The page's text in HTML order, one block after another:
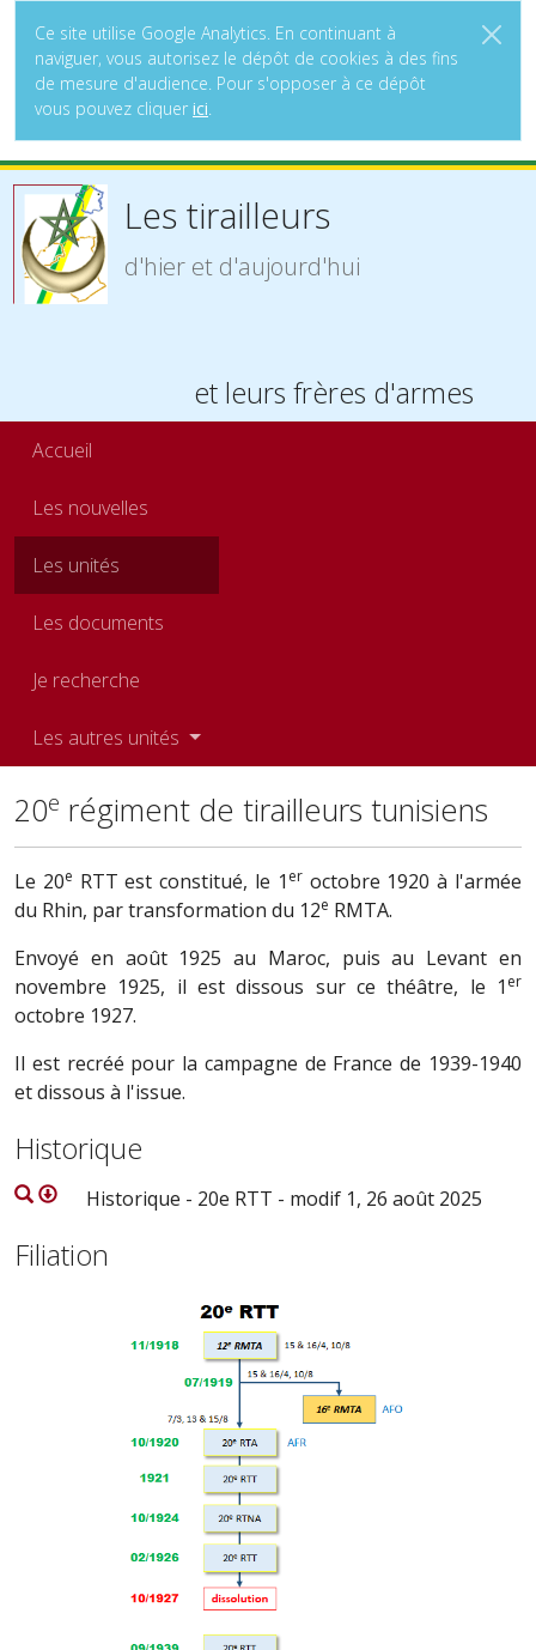
Ce site utilise Google Analytics. En continuant à
naviguer, vous autorisez le dépôt de cookies à des fins
de mesure d'audience. Pour s'opposer à ce dépôt
vous pouvez cliquer ici.
Les tirailleurs
d'hier et d'aujourd'hui
et leurs frères d'armes
Accueil
Les nouvelles
Les unités
Les documents
Je recherche
Les autres unités
20e régiment de tirailleurs tunisiens
Le 20e RTT est constitué, le 1 eroctobre 1920 à l'armée
du Rhin, par transformation du 12e RMTA.
Envoyé en août 1925 au Maroc, puis au Levant en
novembre 1925, il est dissous sur ce théâtre, le 1 er
octobre 1927.
Il est recréé pour la campagne de France de 1939-1940
et dissous à l'issue.
Historique
Historique - 20e RTT - modif 1, 26 août 2025
Filiation